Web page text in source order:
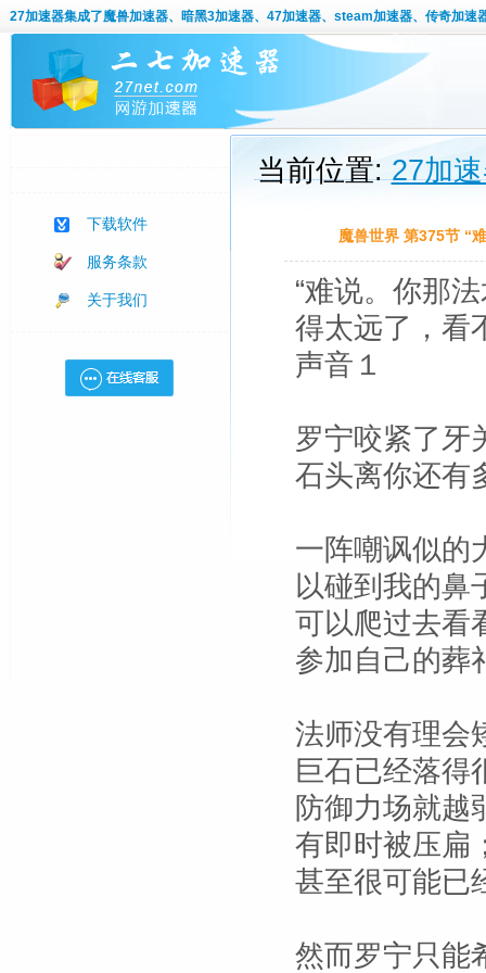
27加速器集成了魔兽加速器、暗黑3加速器、47加速器、steam加速器、传奇加速
下载软件
服务条款
关于我们
当前位置:27加
魔兽世界 第375节 “
“难说。你那
得太远了，看
声音１
罗宁咬紧了牙
石头离你还有
一阵嘲讽似的
以碰到我的鼻
可以爬过去看
参加自己的葬
法师没有理会
巨石已经落得
防御力场就越
有即时被压扁
甚至很可能已
然而罗宁只能